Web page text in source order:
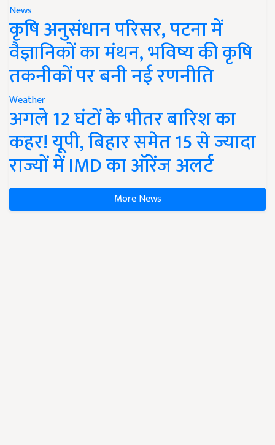
News
कृषि अनुसंधान परिसर, पटना में
वैज्ञानिकों का मंथन, भविष्य की कृषि
तकनीकों पर बनी नई रणनीति
Weather
अगले 12 घंटों के भीतर बारिश का
कहर! यूपी, बिहार समेत 15 से ज्यादा
राज्यों में IMD का ऑरेंज अलर्ट
More News